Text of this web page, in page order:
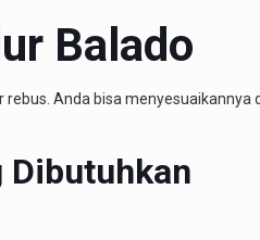
Balado
rebus. Anda bisa
Dibutuhkan